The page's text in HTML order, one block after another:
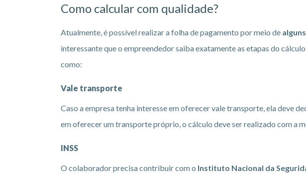
Como calcular com qualidade?
Atualmente, é possível realizar a folha de pagamento por meio de
interessante que o empreendedor saiba exatamente as etapas do
como:
Vale transporte
Caso a empresa tenha interesse em oferecer vale transporte, ela deve
em oferecer um transporte próprio, o cálculo deve ser realizado com a
INSS
O colaborador precisa contribuir com o Instituto Nacional da